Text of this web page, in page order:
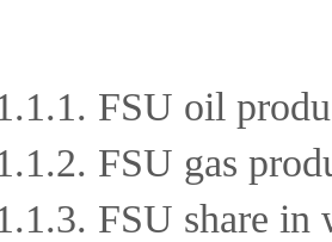
FSU oil
FSU gas
FSU share